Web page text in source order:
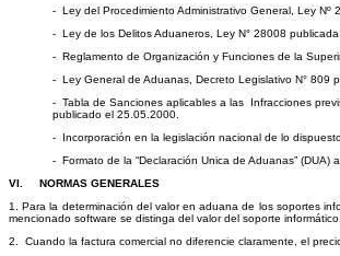
- Ley del Procedimiento Administrativo General, Ley Nº
- Ley de los Delitos Aduaneros, Ley N° 28008
- Reglamento de Organización y Funciones de la
- Ley General de Aduanas, Decreto Legislativo N° 809
- Tabla de Sanciones aplicables a las Infracciones
publicado el 25.05.2000.
- Incorporación en la legislación nacional de lo
- Formato de la “Declaración Unica de Aduanas”
VI.
NORMAS GENERALES
1. Para la determinación del valor en aduana de los soportes
mencionado software se distinga del valor del soporte
2. Cuando la factura comercial no diferencie claramente, el